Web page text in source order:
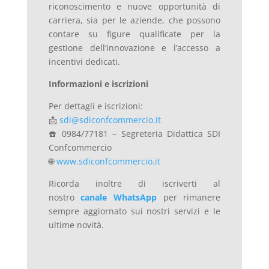
riconoscimento e nuove opportunità di
carriera, sia per le aziende, che possono
contare su figure qualificate per la
gestione dell’innovazione e l’accesso a
incentivi dedicati.
Informazioni e iscrizioni
Per dettagli e iscrizioni:
📩 sdi@sdiconfcommercio.it
☎️ 0984/77181 – Segreteria Didattica SDI
Confcommercio
🌐www.sdiconfcommercio.it
Ricorda inoltre di iscriverti al
nostrocanale WhatsApp
per rimanere
sempre aggiornato sui nostri servizi e le
ultime novità.